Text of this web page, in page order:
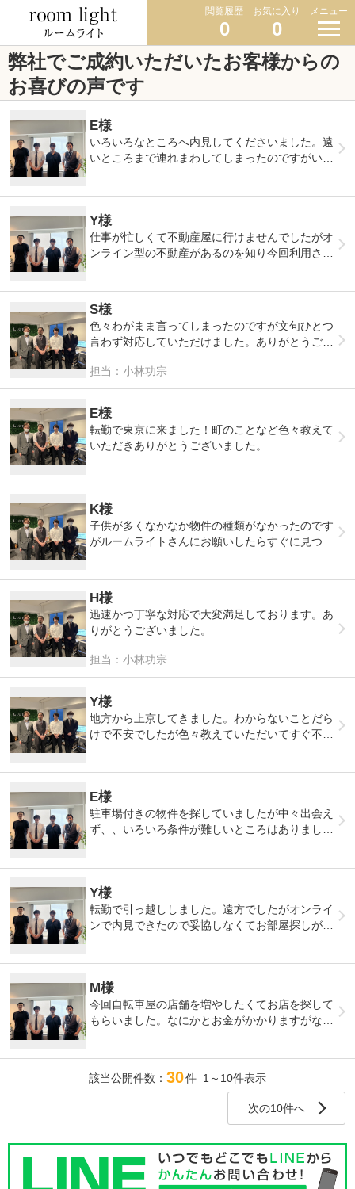
閲覧履歴
0
お気に入り
0
メニュー
弊社でご成約いただいたお客様からの
お喜びの声です
E様
いろいろなところへ内見してくださいました。遠
いところまで連れまわしてしまったのですがいや
らにお安くしていただけました。
費用も抑えて引っ越しできたので大変満足です。
Y様
仕事が忙しくて不動産屋に行けませんでしたがオ
ンライン型の不動産があるのを知り今回利用させ
見、契約まですべてお家にいながらできました。
一度も来店することなく契約できたので忙しい方
や出向けない方には大変便利だと思いました。ス
タッフの方も親切で優しい印象でした。
また利用したいですありがとうございました！！
S様
色々わがまま言ってしまったのですが文句ひとつ
言わず対応していただけました。ありがとうござ
担当：小林功宗
E様
転勤で東京に来ました！町のことなど色々教えて
いただきありがとうございました。
K様
子供が多くなかなか物件の種類がなかったのです
がルームライトさんにお願いしたらすぐに見つけ
H様
迅速かつ丁寧な対応で大変満足しております。あ
りがとうございました。
担当：小林功宗
Y様
地方から上京してきました。わからないことだら
けで不安でしたが色々教えていただいてすぐ不安
E様
駐車場付きの物件を探していましたが中々出会え
ず、、いろいろ条件が難しいところはありました
Y様
転勤で引っ越ししました。遠方でしたがオンライ
ンで内見できたので妥協しなくてお部屋探しがで
M様
今回自転車屋の店舗を増やしたくてお店を探して
もらいました。なにかとお金がかかりますがなる
該当公開件数： 30件 1～10件表示
次の10件へ